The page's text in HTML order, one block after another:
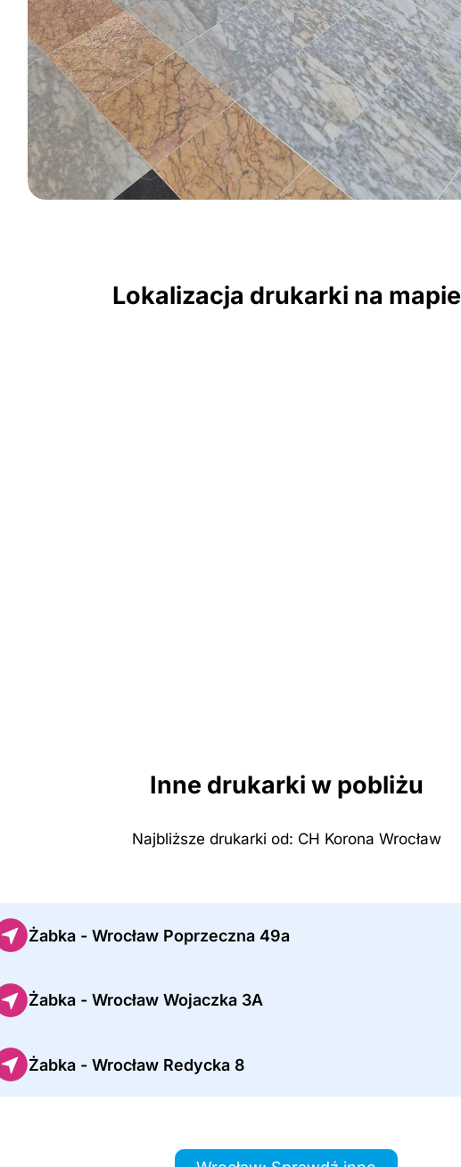
Lokalizacja drukarki na mapie
Inne drukarki w pobliżu
Najbliższe drukarki od: CH Korona Wrocław
Żabka - Wrocław Poprzeczna 49a
Żabka - Wrocław Wojaczka 3A
Żabka - Wrocław Redycka 8